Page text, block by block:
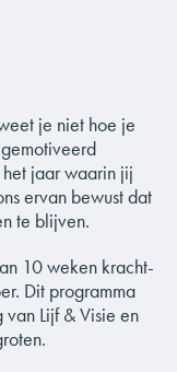
je niet hoe je
jaar waarin jij
ervan bewust dat
te blijven.
10 weken kracht-
Dit programma
Lijf & Visie en